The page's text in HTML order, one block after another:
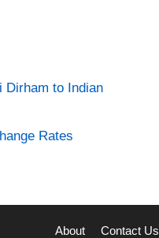
Dirham to Indian
Rates
About Contact Us